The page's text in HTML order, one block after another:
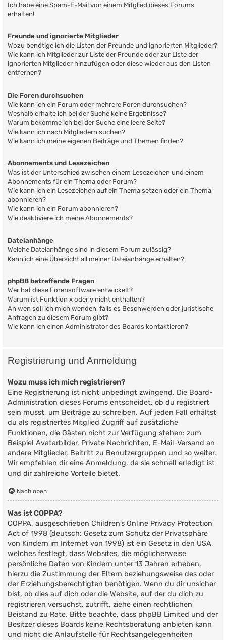
Ich habe eine Spam-E-Mail von einem Mitglied dieses Forums
erhalten!
Freunde und ignorierte Mitglieder
Wozu benötige ich die Listen der Freunde und ignorierten Mitglieder?
Wie kann ich Mitglieder zur Liste der Freunde oder zur Liste der
ignorierten Mitglieder hinzufügen oder diese wieder aus den Listen
entfernen?
Die Foren durchsuchen
Wie kann ich ein Forum oder mehrere Foren durchsuchen?
Weshalb erhalte ich bei der Suche keine Ergebnisse?
Warum bekomme ich bei der Suche eine leere Seite?
Wie kann ich nach Mitgliedern suchen?
Wie kann ich meine eigenen Beiträge und Themen finden?
Abonnements und Lesezeichen
Was ist der Unterschied zwischen einem Lesezeichen und einem
Abonnements für ein Thema oder Forum?
Wie kann ich ein Lesezeichen auf ein Thema setzen oder ein Thema
abonnieren?
Wie kann ich ein Forum abonnieren?
Wie deaktiviere ich meine Abonnements?
Dateianhänge
Welche Dateianhänge sind in diesem Forum zulässig?
Kann ich eine Übersicht all meiner Dateianhänge erhalten?
phpBB betreffende Fragen
Wer hat diese Forensoftware entwickelt?
Warum ist Funktion x oder y nicht enthalten?
An wen soll ich mich wenden, falls es Beschwerden oder juristische
Anfragen zu diesem Forum gibt?
Wie kann ich einen Administrator des Boards kontaktieren?
Registrierung und Anmeldung
Wozu muss ich mich registrieren?
Eine Registrierung ist nicht unbedingt zwingend. Die Board-
Administration dieses Forums entscheidet, ob du registriert
sein musst, um Beiträge zu schreiben. Auf jeden Fall erhältst
du als registriertes Mitglied Zugriff auf zusätzliche
Funktionen, die Gästen nicht zur Verfügung stehen: zum
Beispiel Avatarbilder, Private Nachrichten, E-Mail-Versand an
andere Mitglieder, Beitritt zu Benutzergruppen und so weiter.
Wir empfehlen dir eine Anmeldung, da sie schnell erledigt ist
und dir zahlreiche Vorteile bietet.
Nach oben
Was ist COPPA?
COPPA, ausgeschrieben Children’s Online Privacy Protection
Act of 1998 (deutsch: Gesetz zum Schutz der Privatsphäre
von Kindern im Internet von 1998) ist ein Gesetz in den USA,
welches festlegt, dass Websites, die möglicherweise
persönliche Daten von Kindern unter 13 Jahren erheben,
hierzu die Zustimmung der Eltern beziehungsweise des oder
der Erziehungsberechtigten benötigen. Wenn du dir unsicher
bist, ob dies auf dich oder die Website, auf der du dich zu
registrieren versuchst, zutrifft, ziehe einen rechtlichen
Beistand zu Rate. Bitte beachte, dass phpBB Limited und der
Besitzer dieses Boards keine Rechtsberatung anbieten kann
und nicht die Anlaufstelle für Rechtsangelegenheiten